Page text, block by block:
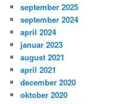
september 2025
september 2024
april 2024
januar 2023
august 2021
april 2021
december 2020
oktober 2020